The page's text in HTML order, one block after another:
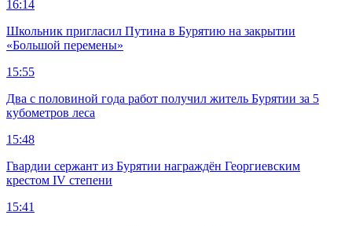
16:14
Школьник пригласил Путина в Бурятию на закрытии
«Большой перемены»
15:55
Два с половиной года работ получил житель Бурятии за 5
кубометров леса
15:48
Гвардии сержант из Бурятии награждён Георгиевским
крестом IV степени
15:41